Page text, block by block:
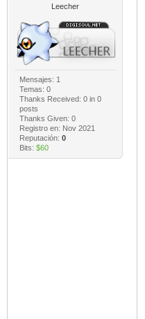
Leecher
Mensajes: 1
Temas: 0
Thanks Received: 0in 0
posts
Thanks Given: 0
Registro en: Nov 2021
Reputación: 0
Bits: $60